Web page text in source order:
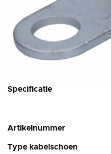
Specificatie
Artikelnummer
Type kabelschoen
Ga
van
afbeeldingen-